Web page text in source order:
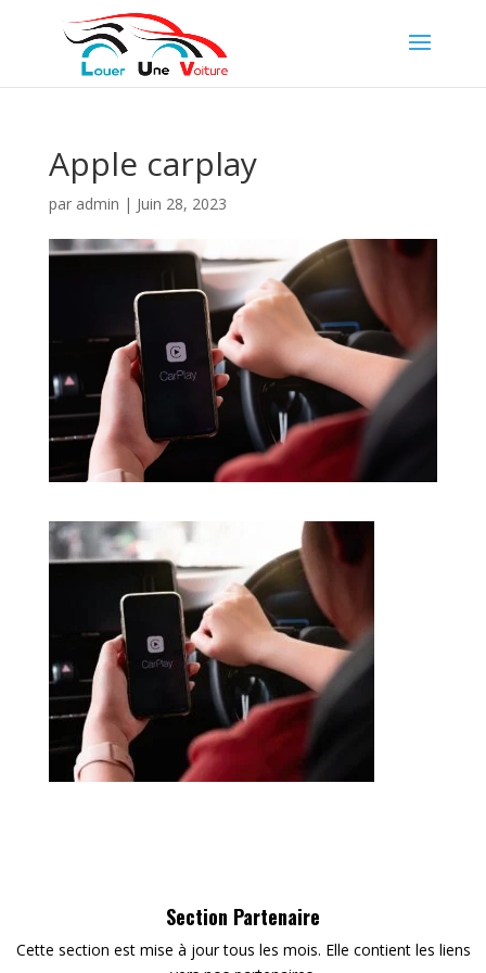
Apple carplay
par admin | Juin 28, 2023
Section Partenaire
Cette section est mise à jour tous les mois. Elle contient les liens